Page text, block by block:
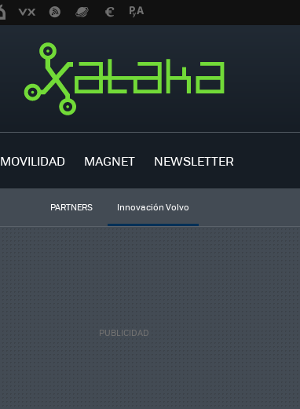
MOVILIDAD MAGNET NEWSLETTER
PARTNERS Innovación Volvo